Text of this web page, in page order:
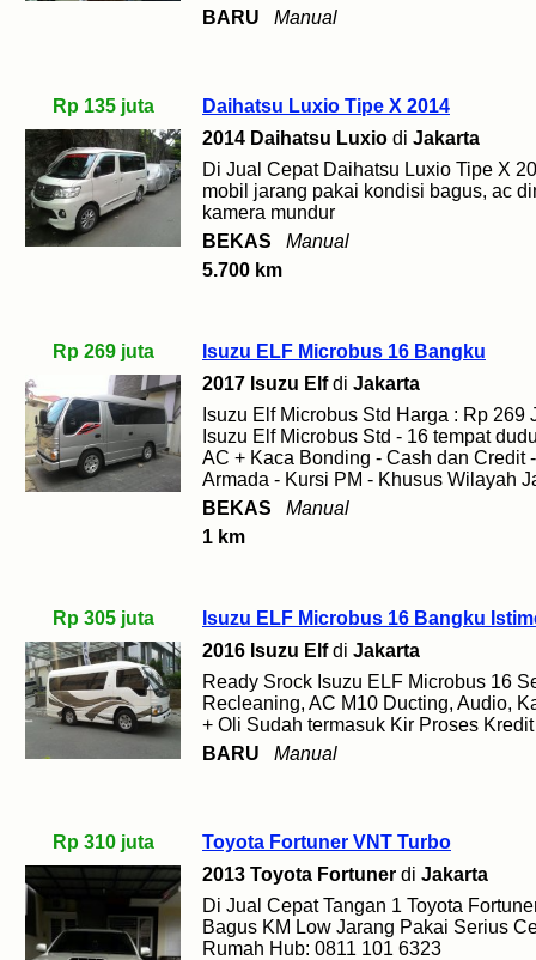
BARU
Manual
Rp 135 juta
Daihatsu Luxio Tipe X 2014
2014 Daihatsu Luxio di Jakarta
Di Jual Cepat Daihatsu Luxio Tipe X
mobil jarang pakai kondisi bagus, ac
kamera mundur
BEKAS
Manual
5.700 km
Rp 269 juta
Isuzu ELF Microbus 16 Bangku
2017 Isuzu Elfdi Jakarta
Isuzu Elf Microbus Std Harga : Rp 269
Isuzu Elf Microbus Std - 16 tempat
AC + Kaca Bonding - Cash dan Credit
Armada - Kursi PM - Khusus Wilayah
BEKAS
Manual
1 km
Rp 305 juta
Isuzu ELF Microbus 16 Bangku
2016 Isuzu Elfdi Jakarta
Ready Srock Isuzu ELF Microbus 16
Recleaning, AC M10 Ducting, Audio,
+ Oli Sudah termasuk Kir Proses
BARU
Manual
Rp 310 juta
Toyota Fortuner VNT Turbo
2013 Toyota Fortuner di Jakarta
Di Jual Cepat Tangan 1 Toyota
Bagus KM Low Jarang Pakai Serius
Rumah Hub: 0811 101 6323